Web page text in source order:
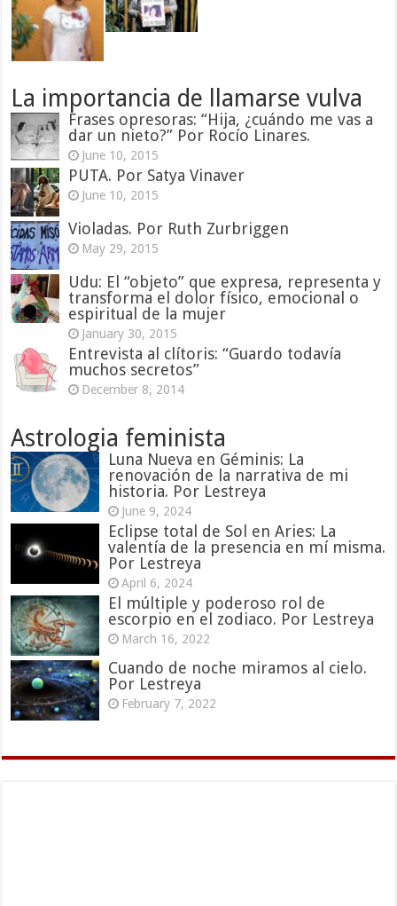
La importancia de llamarse vulva
Frases opresoras: “Hija, ¿cuándo me vas a
dar un nieto?” Por Rocío Linares.
June 10, 2015
PUTA. Por Satya Vinaver
June 10, 2015
Violadas. Por Ruth Zurbriggen
May 29, 2015
Udu: El “objeto” que expresa, representa y
transforma el dolor físico, emocional o
espiritual de la mujer
January 30, 2015
Entrevista al clítoris: “Guardo todavía
muchos secretos”
December 8, 2014
Astrologia feminista
Luna Nueva en Géminis: La
renovación de la narrativa de mi
historia. Por Lestreya
June 9, 2024
Eclipse total de Sol en Aries: La
valentía de la presencia en mí misma.
Por Lestreya
April 6, 2024
El múltiple y poderoso rol de
escorpio en el zodiaco. Por Lestreya
March 16, 2022
Cuando de noche miramos al cielo.
Por Lestreya
February 7, 2022